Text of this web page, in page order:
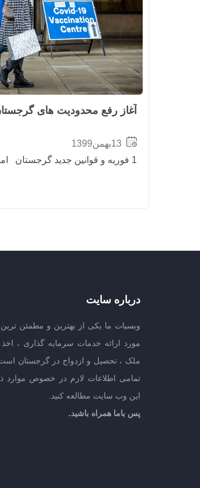
آغاز رفع محدودیت های
13بهمن1399
1 فوریه و قوانین جدید گرجستان امروز 1 فوریه و
درباره سایت
وبسیات ما یکی از بهترین و مطمئن
مورد ارائه خدمات سرمایه گذاری ،
ملک ، تحصیل و ازدواج در گرجستان است.
تمامی اطلاعات لازم در خصوص موارد
این وب سایت مطالعه کنید.
پس باما همراه باشید.